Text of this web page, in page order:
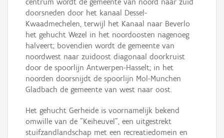
centrum wordt de gemeente van noord naar zuid
doorsneden door het kanaal Dessel-
Kwaadmechelen, terwijl het Kanaal naar Beverlo
het gehucht Wezel in het noordoosten nagenoeg
halveert; bovendien wordt de gemeente van
noordwest naar zuidoost diagonaal doorkruist
door de spoorlijn Antwerpen-Hasselt; in het
noorden doorsnijdt de spoorlijn Mol-Munchen
Gladbach de gemeente van west naar oost.
Het gehucht Gerheide is voornamelijk bekend
omwille van de "Keiheuvel", een uitgestrekt
stuifzandlandschap met een recreatiedomein en